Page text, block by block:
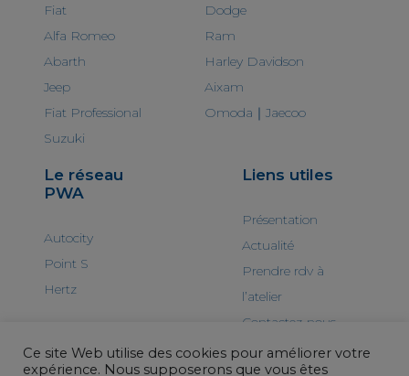
Fiat
Alfa Romeo
Abarth
Jeep
Fiat Professional
Suzuki
Dodge
Ram
Harley Davidson
Aixam
Omoda｜Jaecoo
Le réseau
PWA
Autocity
Point S
Hertz
Liens utiles
Présentation
Actualité
Prendre rdv à
l’atelier
Contactez-nous
Ce site Web utilise des cookies pour améliorer votre
expérience. Nous supposerons que vous êtes